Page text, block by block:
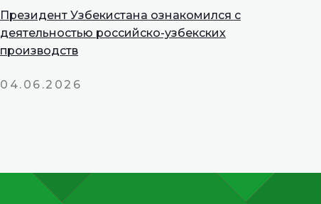
Президент Узбекистана ознакомился с
деятельностью российско-узбекских
производств
04.06.2026